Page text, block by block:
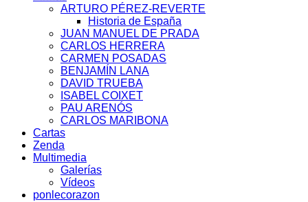
ARTURO PÉREZ-REVERTE
Historia de España
JUAN MANUEL DE PRADA
CARLOS HERRERA
CARMEN POSADAS
BENJAMÍN LANA
DAVID TRUEBA
ISABEL COIXET
PAU ARENÓS
CARLOS MARIBONA
Cartas
Zenda
Multimedia
Galerías
Vídeos
ponlecorazon